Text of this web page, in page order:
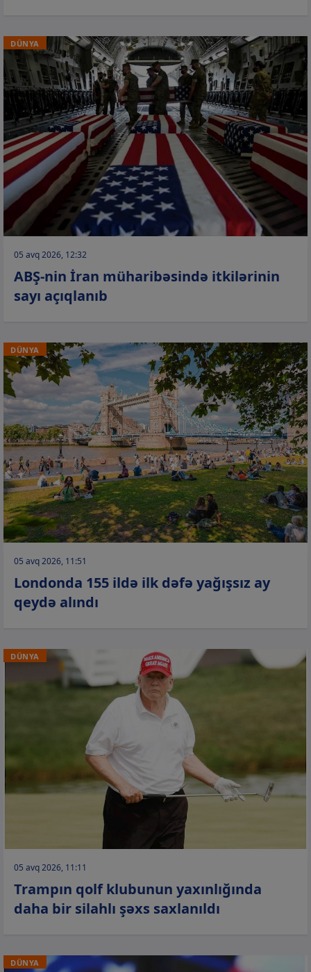
DÜNYA
05 avq 2026, 12:32
ABŞ-nin İran müharibəsində itkilərinin
sayı açıqlanıb
DÜNYA
05 avq 2026, 11:51
Londonda 155 ildə ilk dəfə yağışsız ay
qeydə alındı
DÜNYA
05 avq 2026, 11:11
Trampın qolf klubunun yaxınlığında
daha bir silahlı şəxs saxlanıldı
DÜNYA